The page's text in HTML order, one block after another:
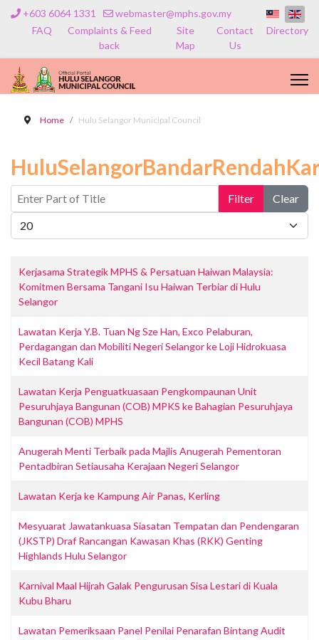
+603 6064 1331
webmaster@mphs.gov.my
FAQ
Complaints & Feed
back
Site
Map
Contact
Us
Directory
Home Hulu Selangor Municipal Council
Filter Clear
Display #
Kerjasama Strategik MPHS & Persatuan Haiwan Malaysia:
Komitmen Bersama Tangani Isu Haiwan Terbiar di Hulu
Selangor
Lawatan Kerja Y.B. Tuan Ng Sze Han, Exco Pelaburan,
Perdagangan dan Mobiliti Negeri Selangor ke Loji Hidrokuasa
Kecil Batang Kali
Lawatan Kerja Penguatkuasaan Pengkompaunan Unit
Pesuruhjaya Bangunan (COB) MPKS ke Bahagian Pesuruhjaya
Bangunan (COB) MPHS
Anugerah Menti Terbaik pada Majlis Anugerah Pementoran
Pentadbiran Setiausaha Kerajaan Negeri Selangor
Lawatan Kerja ke Kampung Air Panas, Kerling
Mesyuarat Jawatankuasa Siasatan Tempatan dan Pendengaran
(JKSTP) Draf Rancangan Kawasan Khas (RKK) Genting
Highlands Hulu Selangor
Karnival Maal Hijrah Galak Pengurusan Sisa Lestari di Kuala
Kubu Bharu
Lawatan Pemeriksaan Panel Penilai Penarafan Bintang Audit